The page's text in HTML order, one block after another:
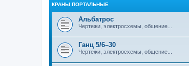
КРАНЫ ПОРТАЛЬНЫЕ
Альбатрос
Чертежи, электросхемы, общение...
Ганц 5/6–30
Чертежи, электросхемы, общение...